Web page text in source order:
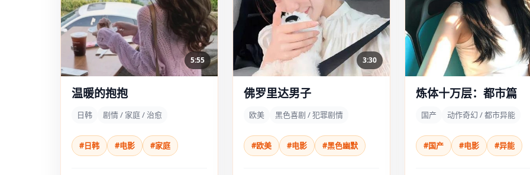
5:55
温暖的抱抱
日韩 剧情 / 家庭 / 治愈
#日韩 #电影 #家庭
3:30
佛罗里达男子
欧美 黑色喜剧 / 犯罪剧情
#欧美 #电影 #黑色幽默
炼体十万层：都市篇
国产 动作奇幻 / 都市异能
#国产 #电影 #异能